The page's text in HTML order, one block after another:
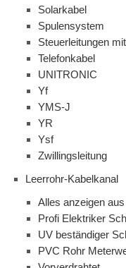
Solarkabel
Spulensystem
Steuerleitungen
Telefonkabel
UNITRONIC
Yf
YMS-J
YR
Ysf
Zwillingsleitung
Leerrohr-Kabelkanal
Alles anzeigen
Profi Elektriker
UV beständiger
PVC Rohr